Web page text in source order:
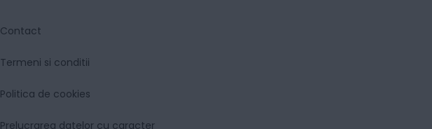
Contact
Termeni si conditii
Politica de cookies
Prelucrarea datelor cu caracter